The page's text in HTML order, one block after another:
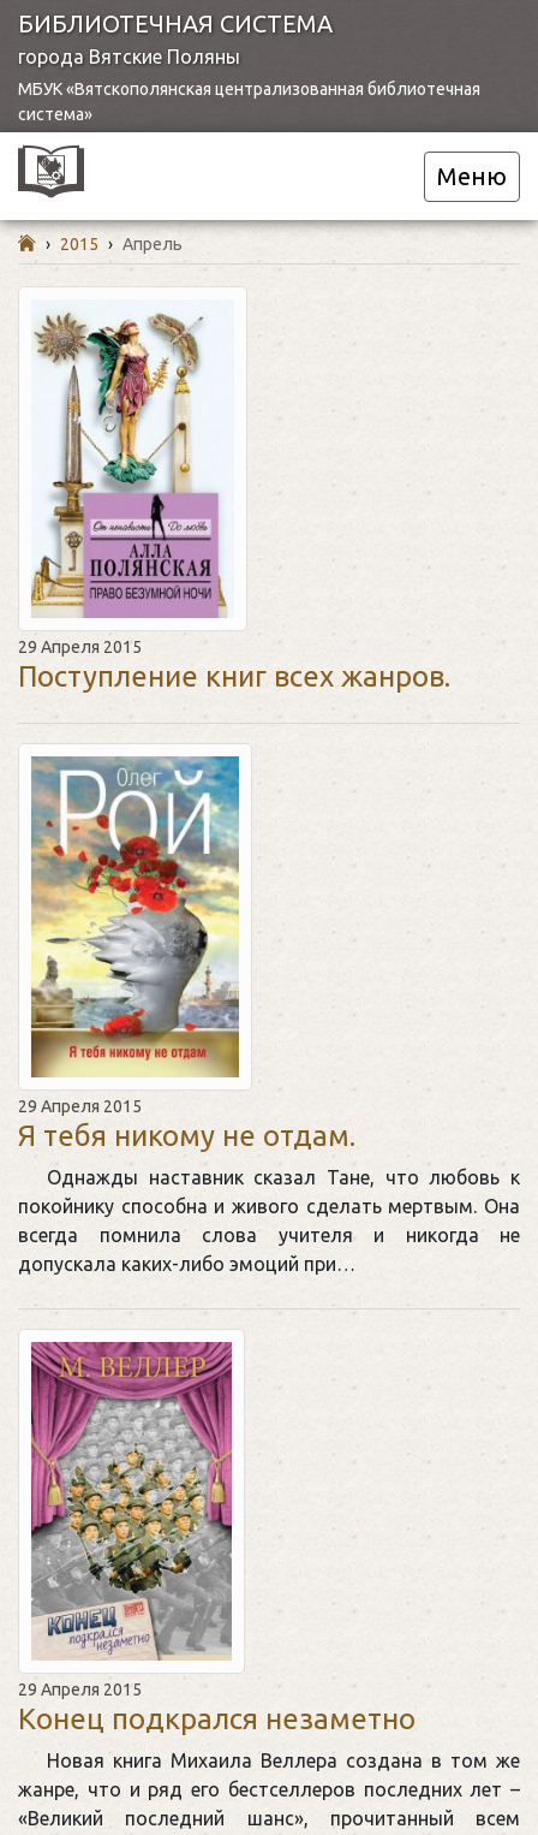
БИБЛИОТЕЧНАЯ СИСТЕМА
города Вятские Поляны
МБУК «Вятскополянская централизованная библиотечная
система»
Меню
› 2015 › Апрель
29 Апреля 2015
Поступление книг всех жанров.
29 Апреля 2015
Я тебя никому не отдам.
Однажды наставник сказал Тане, что любовь к
покойнику способна и живого сделать мертвым. Она
всегда помнила слова учителя и никогда не
допускала каких-либо эмоций при…
29 Апреля 2015
Конец подкрался незаметно
Новая книга Михаила Веллера создана в том же
жанре, что и ряд его бестселлеров последних лет –
«Великий последний шанс», прочитанный всем